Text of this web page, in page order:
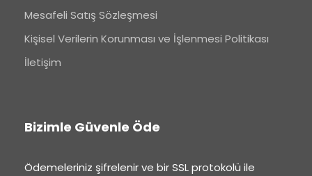
Mesafeli Satış Sözleşmesi
Kişisel Verilerin Korunması ve İşlenmesi Politikası
İletişim
Bizimle Güvenle Öde
Ödemeleriniz şifrelenir ve bir SSL protokolü ile